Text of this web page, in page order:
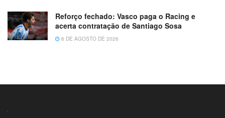
Reforço fechado: Vasco paga o Racing e
acerta contratação de Santiago Sosa
6 DE AGOSTO DE 2026